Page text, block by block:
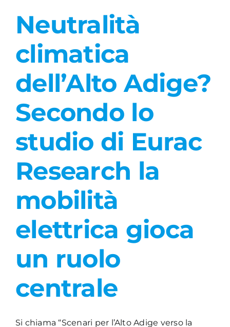
Neutralità
climatica
dell’Alto Adige?
Secondo lo
studio di Eurac
Research la
mobilità
elettrica gioca
un ruolo
centrale
Si chiama “Scenari per l’Alto Adige verso la